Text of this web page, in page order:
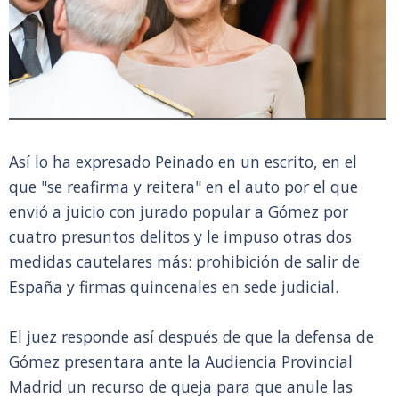
Así lo ha expresado Peinado en un escrito, en el
que "se reafirma y reitera" en el auto por el que
envió a juicio con jurado popular a Gómez por
cuatro presuntos delitos y le impuso otras dos
medidas cautelares más: prohibición de salir de
España y firmas quincenales en sede judicial.
El juez responde así después de que la defensa de
Gómez presentara ante la Audiencia Provincial
Madrid un recurso de queja para que anule las